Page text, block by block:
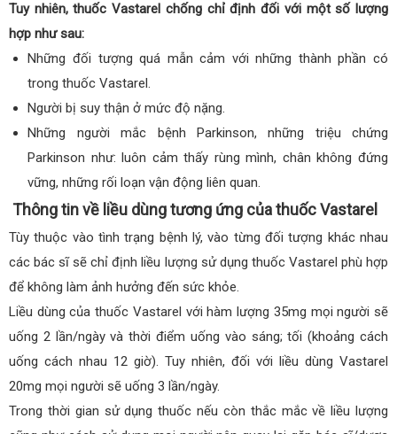
Tuy nhiên, thuốc Vastarel chống chỉ định đối với một số lượng
hợp như sau:
Những đối tượng quá mẫn cảm với những thành phần có
trong thuốc Vastarel.
Người bị suy thận ở mức độ nặng.
Những người mắc bệnh Parkinson, những triệu chứng
Parkinson như: luôn cảm thấy rùng mình, chân không đứng
vững, những rối loạn vận động liên quan.
Thông tin về liều dùng tương ứng của thuốc Vastarel
Tùy thuộc vào tình trạng bệnh lý, vào từng đối tượng khác nhau
các bác sĩ sẽ chỉ định liều lượng sử dụng thuốc Vastarel phù hợp
để không làm ảnh hưởng đến sức khỏe.
Liều dùng của thuốc Vastarel với hàm lượng 35mg mọi người sẽ
uống 2 lần/ngày và thời điểm uống vào sáng; tối (khoảng cách
uống cách nhau 12 giờ). Tuy nhiên, đối với liều dùng Vastarel
20mg mọi người sẽ uống 3 lần/ngày.
Trong thời gian sử dụng thuốc nếu còn thắc mắc về liều lượng